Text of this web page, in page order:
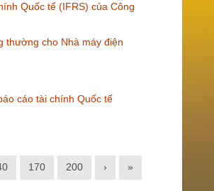
Quốc tế (IFRS) của Công
thường cho Nhà máy điện
cáo tài chính Quốc tế
170 200 › »